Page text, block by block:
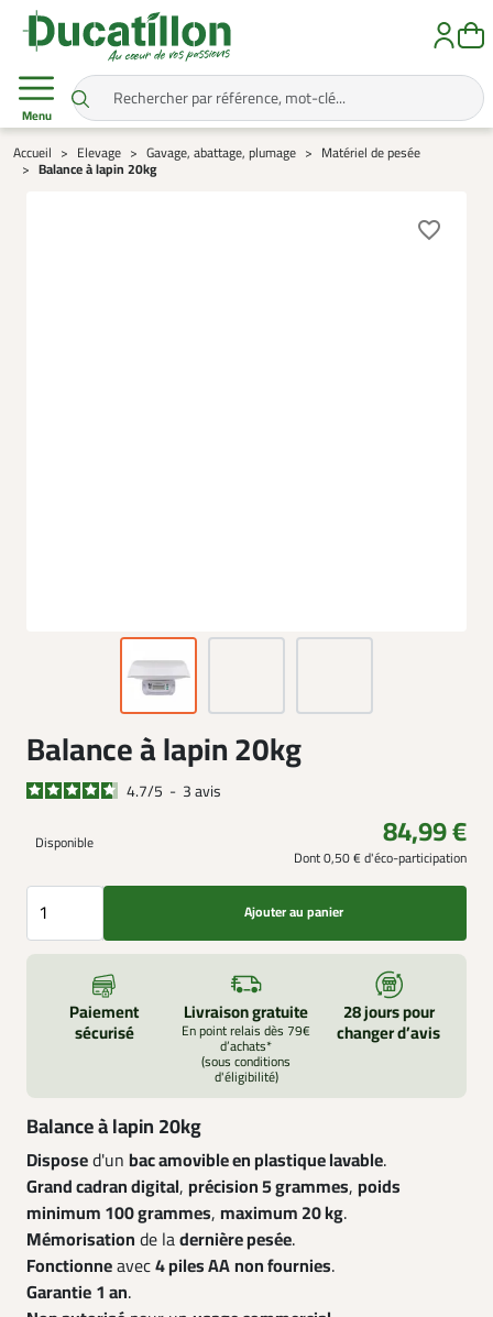
Menu
Accueil Elevage Gavage, abattage, plumage Matériel de pesée
Balance à lapin 20kg
favorite_border
Balance à lapin 20kg
4.7/5 - 3avis
Disponible 84,99 €
Dont 0,50 € d'éco-participation
Ajouter au panier
Paiement
sécurisé
Livraison gratuite
En point relais dès 79€
d’achats*
(sous conditions
d'éligibilité)
28 jours pour
changer d’avis
Balance à lapin 20kg
Disposed'un bac amovible en plastique lavable.
Grand cadran digital, précision 5 grammes, poids
minimum 100 grammes, maximum 20 kg.
Mémorisation de ladernière pesée.
Fonctionneavec4 piles AAnon fournies.
Garantie 1 an.